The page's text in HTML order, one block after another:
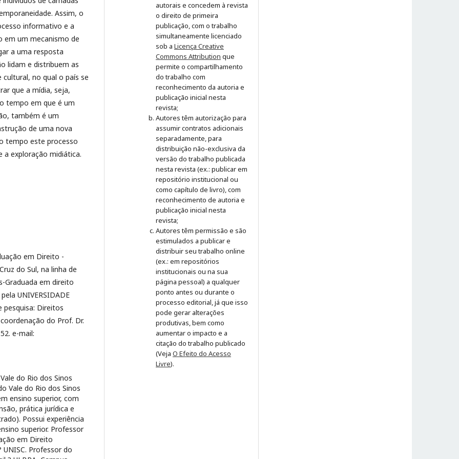
Assim, o
informativo e a
em um mecanismo de
a uma resposta
lidam e distribuem as
no qual o país se
que a mídia, seja,
tempo em que é um
também é um
de uma nova
tempo este processo
a exploração midiática.
em Direito -
do Sul, na linha de
Graduada em direito
UNIVERSIDADE
pesquisa: Direitos
do Prof. Dr.
e-mail:
do Rio dos Sinos
Vale do Rio dos Sinos
ensino superior, com
prática jurídica e
Possui experiência
superior. Professor
em Direito
UNISC. Professor do
autorais e concedem à revista
o direito de primeira
publicação, com o trabalho
simultaneamente licenciado
sob a Licença Creative
Commons Attribution que
permite o compartilhamento
do trabalho com
reconhecimento da autoria e
publicação inicial nesta
revista;
Autores têm autorização para
assumir contratos adicionais
separadamente, para
distribuição não-exclusiva da
versão do trabalho publicada
nesta revista (ex.: publicar em
repositório institucional ou
como capítulo de livro), com
reconhecimento de autoria e
publicação inicial nesta
revista;
Autores têm permissão e são
estimulados a publicar e
distribuir seu trabalho online
(ex.: em repositórios
institucionais ou na sua
página pessoal) a qualquer
ponto antes ou durante o
processo editorial, já que isso
pode gerar alterações
produtivas, bem como
aumentar o impacto e a
citação do trabalho publicado
(Veja O Efeito do Acesso
Livre).